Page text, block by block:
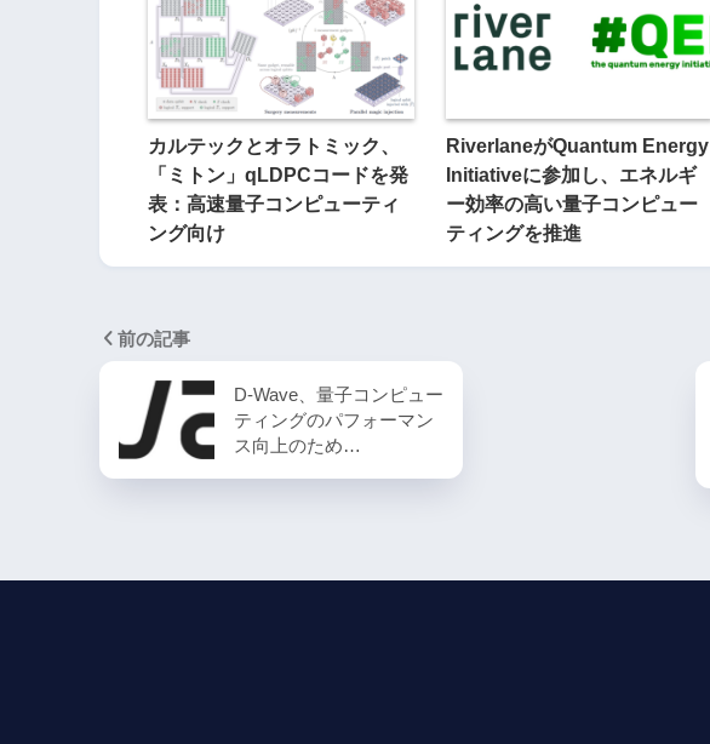
カルテックとオラトミック、
「ミトン」qLDPCコードを発
表：高速量子コンピューティ
ング向け
RiverlaneがQuantum Energy
Initiativeに参加し、エネルギ
ー効率の高い量子コンピュー
ティングを推進
前の記事
D-Wave、量子コンピュー
ティングのパフォーマン
ス向上のため…